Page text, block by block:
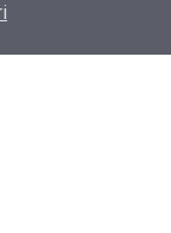
Dikkat Etmesi